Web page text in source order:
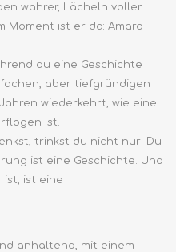
wahrer, Lächeln voller
Moment ist er da: Amaro
du eine Geschichte
aber tiefgründigen
wiederkehrt, wie eine
ist.
trinkst du nicht nur: Du
ist eine Geschichte. Und
ist, ist eine
anhaltend, mit einem